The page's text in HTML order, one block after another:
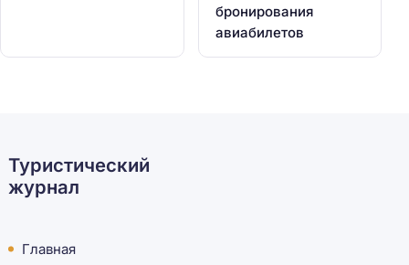
бронирования
авиабилетов
Туристический
журнал
Главная